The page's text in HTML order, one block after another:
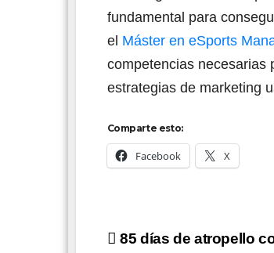
fundamental para
el Máster en eSports
competencias necesarias
estrategias de marketing
Comparte esto:
Facebook X
Navegación
85 días de atropello